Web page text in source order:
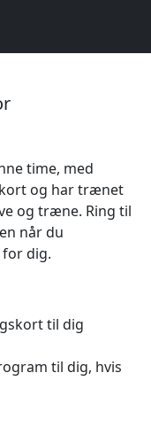
time, med
og har trænet
og træne. Ring til
når du
dig.
til dig
til dig, hvis